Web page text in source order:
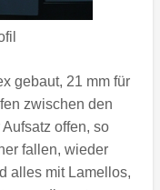
gebaut, 21 mm für
zwischen den
offen, so
fallen, wieder
alles mit Lamellos,